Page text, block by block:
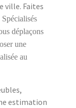
ville. Faites
déplaçons
une
au
estimation